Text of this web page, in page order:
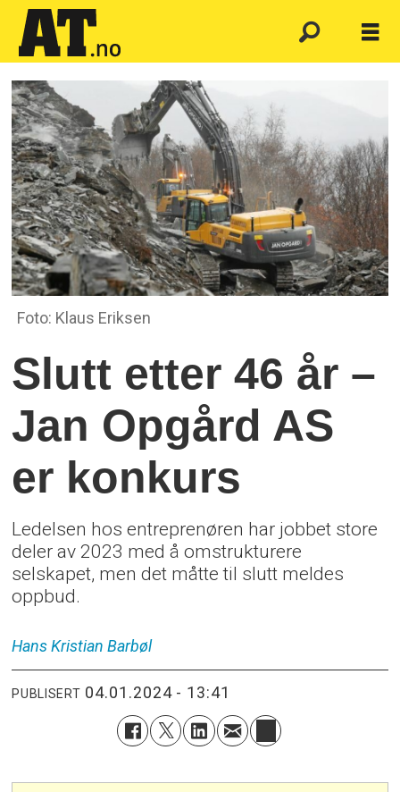
Foto: Klaus Eriksen
Slutt etter 46 år –
Jan Opgård AS
er konkurs
Ledelsen hos entreprenøren har jobbet store
deler av 2023 med å omstrukturere
selskapet, men det måtte til slutt meldes
oppbud.
Hans Kristian Barbøl
PUBLISERT 04.01.2024 - 13:41